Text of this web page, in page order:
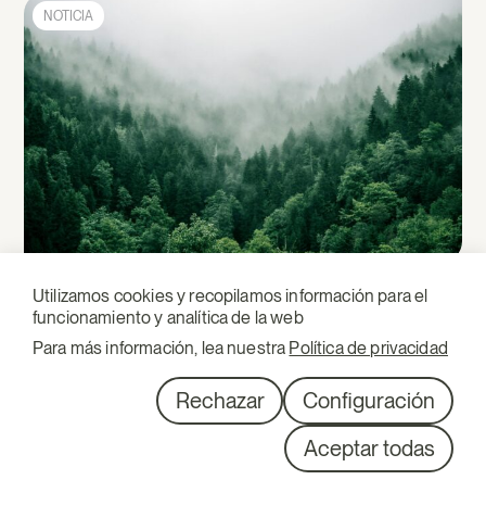
NOTICIA
Se aplaza y simplifica el Reglamento de
deforestación
Biodiversidad
Utilizamos cookies y recopilamos información para el
funcionamiento y analítica de la web
Para más información, lea nuestra Política de privacidad
Rechazar
Configuración
Aceptar todas